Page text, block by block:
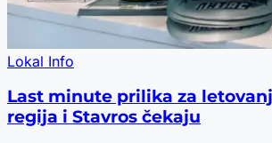
Lokal Info
Last minute prilika za
regija i Stavros čekaju